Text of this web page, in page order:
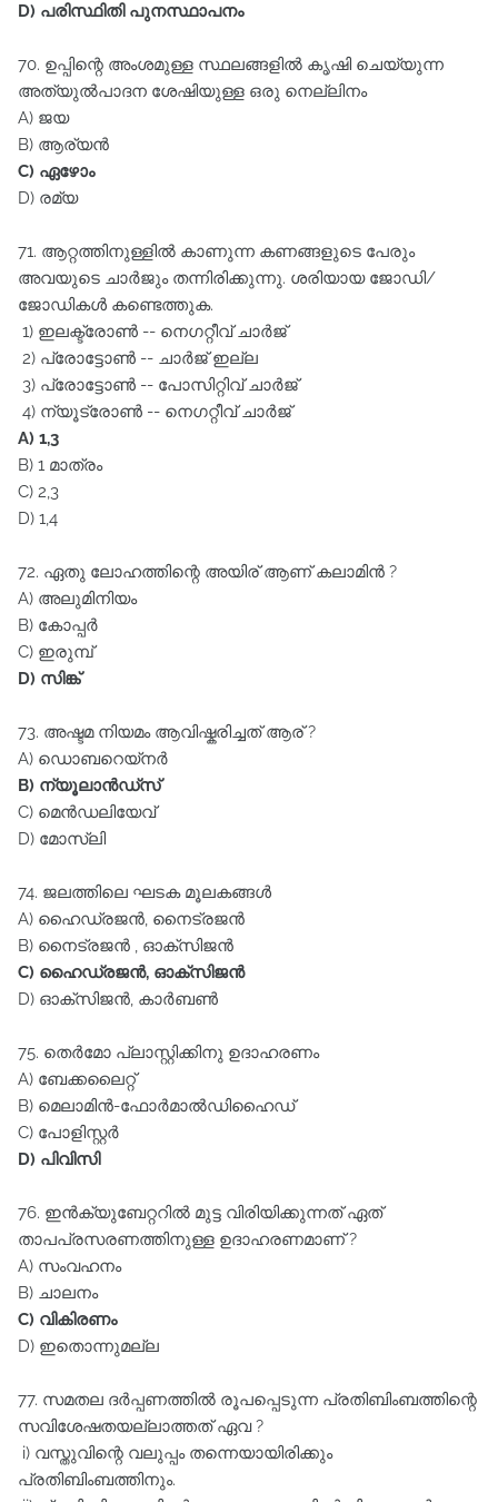
D) പരിസ്ഥിതി പുനസ്ഥാപനം
70. ഉപ്പിന്റെ അംശമുള്ള സ്ഥലങ്ങളിൽ കൃഷി ചെയ്യുന്ന
അത്യുൽപാദന ശേഷിയുള്ള ഒരു നെല്ലിനം
A) ജയ
B) ആര്യൻ
C) ഏഴോം
D) രമ്യ
71. ആറ്റത്തിനുള്ളിൽ കാണുന്ന കണങ്ങളുടെ പേരും
അവയുടെ ചാർജും തന്നിരിക്കുന്നു. ശരിയായ ജോഡി/
ജോഡികൾ കണ്ടെത്തുക.
1) ഇലക്ട്രോൺ -- നെഗറ്റീവ്‌ ചാർജ്‌
2) പ്രോട്ടോൺ -- ചാർജ്‌ ഇല്ല
3) പ്രോട്ടോൺ -- പോസിറ്റിവ്‌ ചാർജ്‌
4) ന്യൂട്രോൺ -- നെഗറ്റീവ് ചാർജ്
A) 1,3
B) 1 മാത്രം
C) 2,3
D) 1,4
72. ഏതു ലോഹത്തിന്റെ അയിര്‌ ആണ്‌ കലാമിൻ ?
A) അലുമിനിയം
B) കോപ്പർ
C) ഇരുമ്പ്‌
D) സിങ്ക്‌
73. അഷ്ടമ നിയമം ആവിഷ്കരിച്ചത് ആര് ?
A) ഡൊബറെയ്നർ
B) ന്യൂലാൻഡ്സ്‌
C) മെൻഡലിയേവ്‌
D) മോസ്‌ലി
74. ജലത്തിലെ ഘടക മൂലകങ്ങൾ
A) ഹൈഡ്രജൻ, നൈട്രജൻ
B) നൈട്രജൻ , ഓക്‌സിജൻ
C) ഹൈഡ്രജൻ, ഓക്‌സിജൻ
D) ഓക്‌സിജൻ, കാർബൺ
75. തെർമോ പ്ലാസ്റ്റിക്കിനു ഉദാഹരണം
A) ബേക്കലൈറ്റ്‌
B) മെലാമിൻ-ഫോർമാൽഡിഹൈഡ്‌
C) പോളിസ്റ്റർ
D) പിവിസി
76. ഇൻക്യുബേറ്ററിൽ മുട്ട വിരിയിക്കുന്നത്‌ ഏത്‌
താപപ്രസരണത്തിനുള്ള ഉദാഹരണമാണ്‌ ?
A) സംവഹനം
B) ചാലനം
C) വികിരണം
D) ഇതൊന്നുമല്ല
77. സമതല ദർപ്പണത്തിൽ രൂപപ്പെടുന്ന പ്രതിബിംബത്തിന്റെ
സവിശേഷതയല്ലാത്തത്‌ ഏവ ?
i) വസ്തുവിന്റെ വലുപ്പം തന്നെയായിരിക്കും
പ്രതിബിംബത്തിനും.